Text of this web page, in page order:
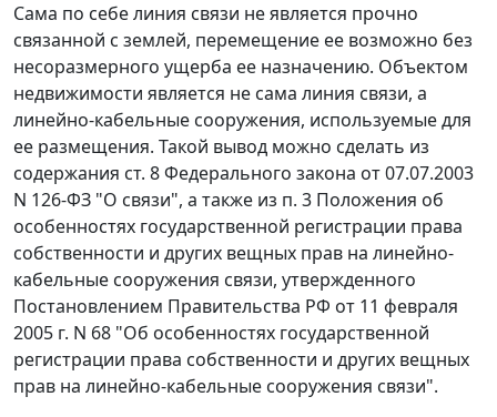
Сама по себе линия связи не является прочно
связанной с землей, перемещение ее возможно без
несоразмерного ущерба ее назначению. Объектом
недвижимости является не сама линия связи, а
линейно-кабельные сооружения, используемые для
ее размещения. Такой вывод можно сделать из
содержания ст. 8Федерального закона от 07.07.2003
N 126-ФЗ "О связи", а также из п. 3 Положения об
особенностях государственной регистрации права
собственности и других вещных прав на линейно-
кабельные сооружения связи, утвержденного
Постановлением Правительства РФ от 11 февраля
2005 г. N 68 "Об особенностях государственной
регистрации права собственности и других вещных
прав на линейно-кабельные сооружения связи".